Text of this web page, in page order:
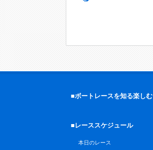
■ボートレースを知る楽しむ
■レーススケジュール
本日のレース